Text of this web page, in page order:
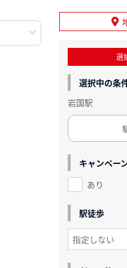
選
選択中の条
岩国駅
キャンペー
あり
駅徒歩